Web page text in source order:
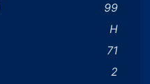
99
H
71
2